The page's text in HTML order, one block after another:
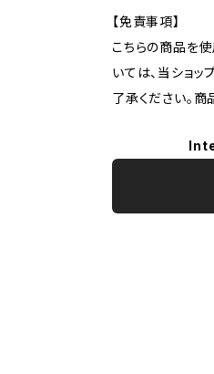
【免責事項】
こちらの商品を
いては、当ショッ
了承ください。商